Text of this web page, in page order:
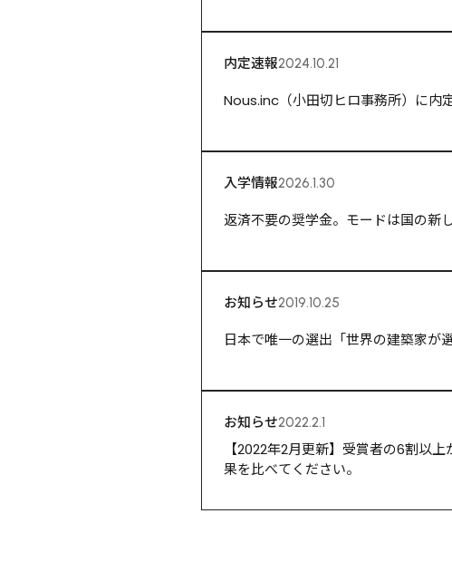
内定速報2024.10.21
Nous.inc（小田切ヒロ事務所）に内
入学情報2026.1.30
返済不要の奨学金。モードは国の新
お知らせ2019.10.25
日本で唯一の選出「世界の建築家が
お知らせ2022.2.1
【2022年2月更新】受賞者の6割以
果を比べてください。